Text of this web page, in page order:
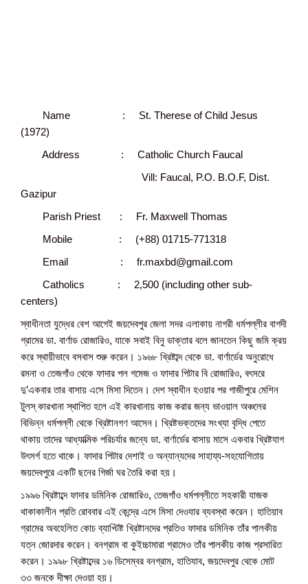
Name : St. Therese of Child Jesus
(1972)
Address : Catholic Church Faucal
Vill: Faucal, P.O. B.O.F, Dist.
Gazipur
Parish Priest : Fr. Maxwell Thomas
Mobile : (+88) 01715-771318
Email : fr.maxbd@gmail.com
Catholics : 2,500 (including other sub-
centers)
স্বাধীনতা যুদ্ধের বেশ আগেই জয়দেবপুর জেলা সদর এলাকায় নাগরী ধর্মপল্লীর বাগদী
গ্রামের ডা. বার্ণাড রোজারিও, যাকে সবাই বিনু ডাক্তার বলে জানতেন কিছু জমি ক্রয়
করে স্থায়ীভাবে বসবাস শুরু করেন। ১৯৬৮ খ্রিষ্টাব্দ থেকে ডা. বার্ণার্ডের অনুরোধে
রমনা ও তেজগাঁও থেকে ফাদার পল গমেজ ও ফাদার পিটার বি রোজারিও, বৎসরে
দু’একবার তার বাসায় এসে মিসা দিতেন। দেশ স্বাধীন হওয়ার পর গাজীপুরে মেশিন
টুলস্ কারখানা স্থাপিত হলে এই কারখানায় কাজ করার জন্য ভাওয়াল অঞ্চলের
বিভিন্ন ধর্মপল্লী থেকে খ্রিষ্টানগণ আসেন। খ্রিষ্টভক্তদের সংখ্যা বৃদ্ধি পেতে
থাকায় তাদের আধ্যাত্মিক পরিচর্যার জন্যে ডা. বার্ণার্ডের বাসায় মাসে একবার খ্রিষ্টযাগ
উৎসর্গ হতে থাকে। ফাদার পিটার দেশাই ও অন্যান্যদের সাহায্য-সহযোগিতায়
জয়দেবপুরে একটি ছনের গির্জা ঘর তৈরি করা হয়।
১৯৯৬ খ্রিষ্টাব্দে ফাদার ডমিনিক রোজারিও, তেজগাঁও ধর্মপল্লীতে সহকারী যাজক
থাকাকালীন প্রতি রোববার এই কেন্দ্রে এসে মিসা দেওযার ব্যবস্থা করেন। হাতিয়াব
গ্রামের অবহেলিত কোচ ব্যাপ্টিষ্ট খ্রিষ্টানদের প্রতিও ফাদার ডমিনিক তাঁর পালকীয়
যত্ন জোরদার করেন। বনগ্রাম বা কুইচ্চামারা গ্রামেও তাঁর পালকীয় কাজ প্রসারিত
করেন। ১৯৯৮ খ্রিষ্টাব্দের ১৬ ডিসেম্বর বনগ্রাম, হাতিযাব, জয়দেবপুর থেকে মোট
৩৩ জনকে দীক্ষা দেওয়া হয়।